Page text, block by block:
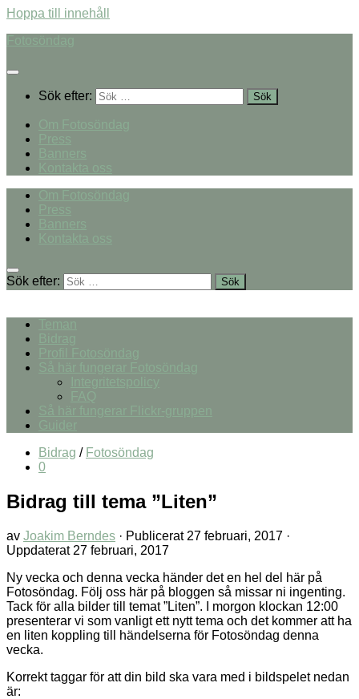
Hoppa till innehåll
Fotosöndag
Sök efter:
Om Fotosöndag
Press
Banners
Kontakta oss
Om Fotosöndag
Press
Banners
Kontakta oss
Sök efter:
Teman
Bidrag
Profil Fotosöndag
Så här fungerar Fotosöndag
Integritetspolicy
FAQ
Så här fungerar Flickr-gruppen
Guider
Bidrag / Fotosöndag
0
Bidrag till tema ”Liten”
av Joakim Berndes · Publicerat 27 februari, 2017 ·
Uppdaterat 27 februari, 2017
Ny vecka och denna vecka händer det en hel del här på
Fotosöndag. Följ oss här på bloggen så missar ni ingenting.
Tack för alla bilder till temat ”Liten”. I morgon klockan 12:00
presenterar vi som vanligt ett nytt tema och det kommer att ha
en liten koppling till händelserna för Fotosöndag denna
vecka.
Korrekt taggar för att din bild ska vara med i bildspelet nedan
är: